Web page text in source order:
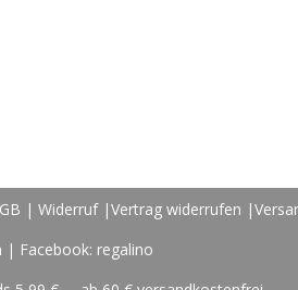
| Widerruf|Vertrag widerrufen |
| Facebook: regalino